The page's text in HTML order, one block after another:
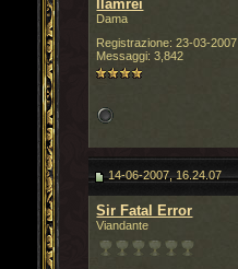
llamrei
Dama
Registrazione: 23-03-2007
Messaggi: 3,842
14-06-2007, 16.24.07
Sir Fatal Error
Viandante